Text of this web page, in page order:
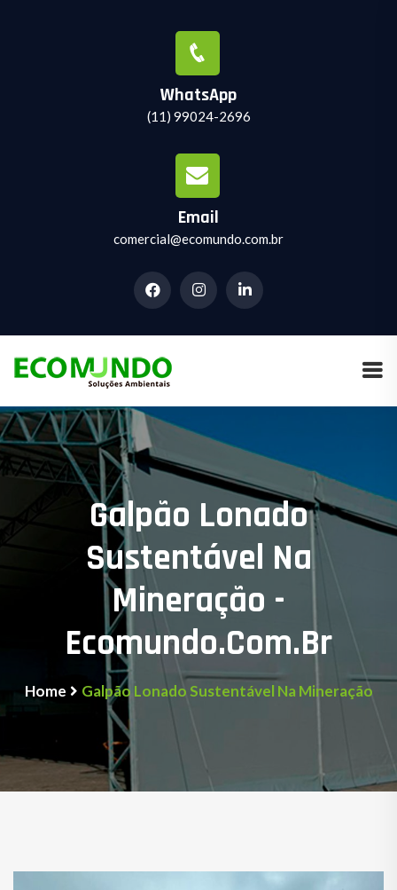
WhatsApp
(11) 99024-2696
Email
comercial@ecomundo.com.br
Galpão Lonado
Sustentável Na
Mineração -
Ecomundo.com.br
Home Galpão Lonado Sustentável Na Mineração